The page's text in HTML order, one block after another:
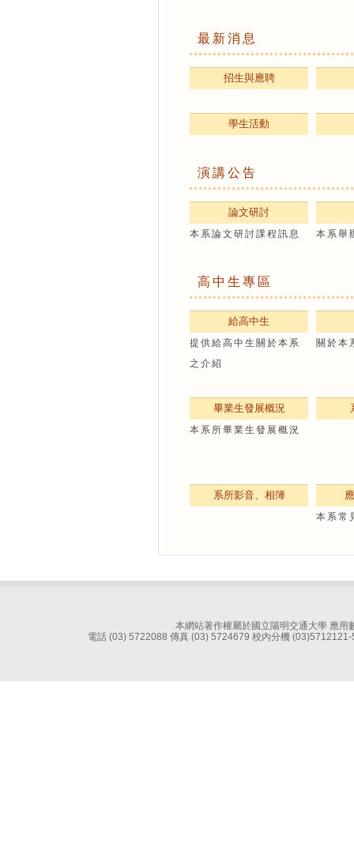
最新消息
招生與應聘
學生活動
演講公告
論文研討
本系論文研討課程訊息 本系舉
高中生專區
給高中生
提供給高中生關於本系
之介紹
關於本
畢業生發展概況
本系所畢業生發展概況
系所影音、相簿
本系常
本網站著作權屬於國立陽明交通大學 應
電話 (03) 5722088 傳真 (03) 5724679 校內分機